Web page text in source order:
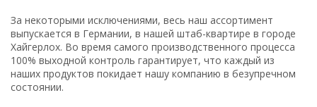
За некоторыми исключениями, весь наш ассортимент
выпускается в Германии, в нашей штаб-квартире в городе
Хайгерлох. Во время самого производственного процесса
100% выходной контроль гарантирует, что каждый из
наших продуктов покидает нашу компанию в безупречном
состоянии.